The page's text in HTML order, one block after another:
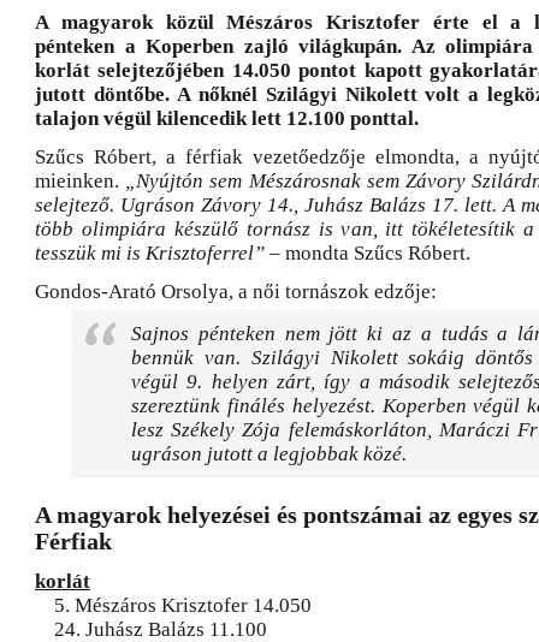
A magyarok közül Mészáros Krisztofer érte el a
pénteken a Koperben zajló világkupán. Az
korlát selejtezőjében 14.050 pontot kapott
jutott döntőbe. A nőknél Szilágyi Nikolett volt a
talajon végül kilencedik lett 12.100 ponttal.
Szűcs Róbert, a férfiak vezetőedzője elmondta, a
mieinken. „Nyújtón sem Mészárosnak sem Závory
selejtező. Ugráson Závory 14., Juhász Balázs 17. lett. A
több olimpiára készülő tornász is van, itt tökéletesítik
tesszük mi is Krisztoferrel” – mondta Szűcs Róbert.
Gondos-Arató Orsolya, a női tornászok edzője:
Sajnos pénteken nem jött ki az a tudás a
bennük van. Szilágyi Nikolett sokáig
végül 9. helyen zárt, így a második
szereztünk finálés helyezést. Koperben végül
lesz Székely Zója felemáskorláton, Maráczi
ugráson jutott a legjobbak közé.
A magyarok helyezései és pontszámai az egyes
Férfiak
korlát
5. Mészáros Krisztofer 14.050
24. Juhász Balázs 11.100